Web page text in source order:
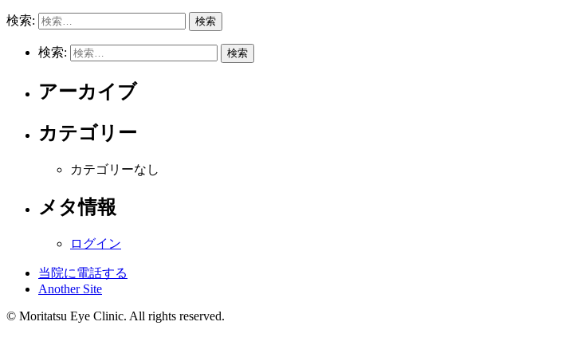
検索:
検索:
アーカイブ
カテゴリー
カテゴリーなし
メタ情報
ログイン
当院に電話する
Another Site
© Moritatsu Eye Clinic. All rights reserved.